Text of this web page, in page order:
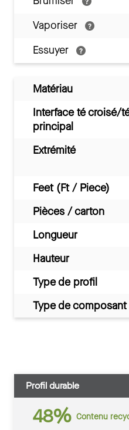
Vaporiser
Essuyer
Matériau
Interface té croisé/
principal
Extrémité
Feet (Ft / Piece)
Pièces / carton
Longueur
Hauteur
Type de profil
Type de composant
Profil durable
48% Contenu